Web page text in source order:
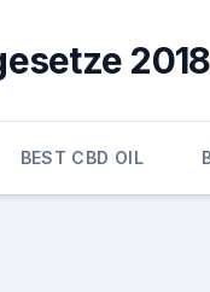
2018
BEST CBD OIL